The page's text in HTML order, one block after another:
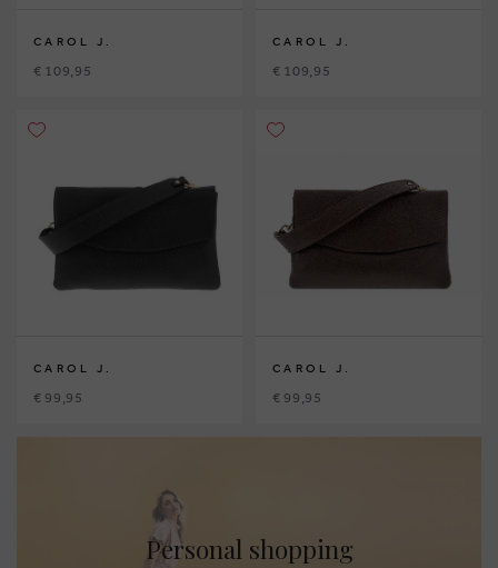
CAROL J.
€ 109,95
CAROL J.
€ 109,95
CAROL J.
€ 99,95
CAROL J.
€ 99,95
Personal shopping